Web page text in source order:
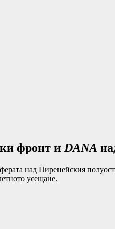
фронт и DANA
над Пиренейския
усещане.